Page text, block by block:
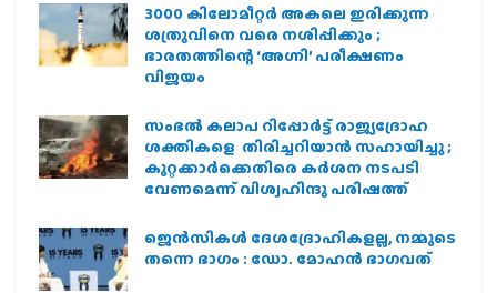
3000 കിലോമീറ്റർ അകലെ ഇരിക്കുന്ന
ശത്രുവിനെ വരെ നശിപ്പിക്കും ;
ഭാരതത്തിന്റെ ‘അഗ്നി’ പരീക്ഷണം
വിജയം
സംഭൽ കലാപ റിപ്പോർട്ട് രാജ്യദ്രോഹ
ശക്തികളെ തിരിച്ചറിയാൻ സഹായിച്ചു ;
കുറ്റക്കാർക്കെതിരെ കർശന നടപടി
വേണമെന്ന് വിശ്വഹിന്ദു പരിഷത്ത്
ജെന്‍സികള്‍ ദേശദ്രോഹികളല്ല, നമ്മുടെ
തന്നെ ഭാഗം : ഡോ. മോഹന്‍ ഭാഗവത്